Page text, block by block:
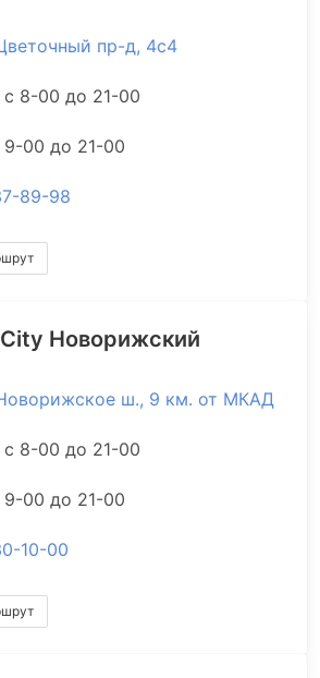
пр-д, 4с4
8-00 до 21-00
00 до 21-00
89-98
Новорижский
ш., 9 км. от МКАД
8-00 до 21-00
00 до 21-00
10-00